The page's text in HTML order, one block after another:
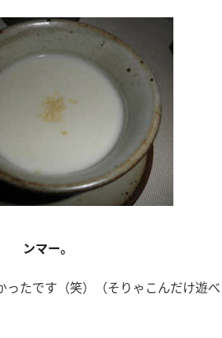
ンマー。
ったです（笑）（そりゃこんだけ遊べ